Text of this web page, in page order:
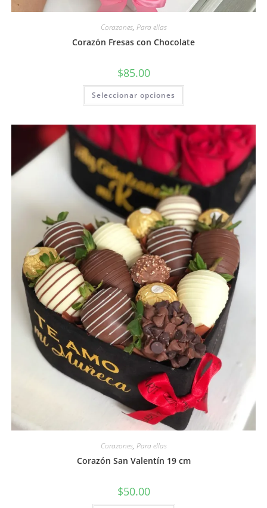
Corazones, Para ellas
Corazón Fresas con Chocolate
$85.00
Seleccionar opciones
Corazones, Para ellas
Corazón San Valentín 19 cm
$50.00